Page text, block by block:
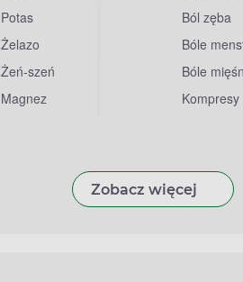
Potas
Żelazo
Żeń-szeń
Magnez
Ból zęba
Bóle
Bóle
Kompresy
Zobacz więcej